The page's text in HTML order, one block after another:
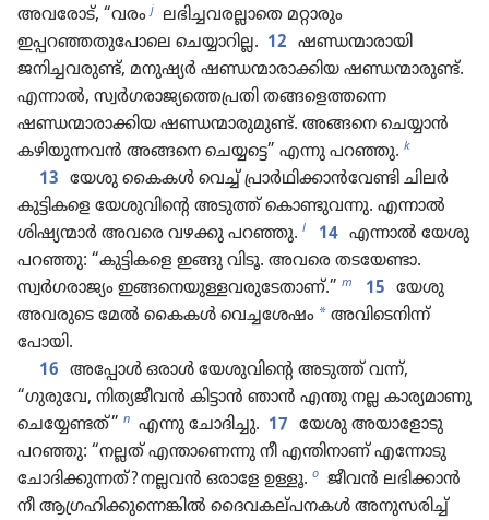
അവരോട്‌, “വരം j
ലഭിച്ചവരല്ലാതെ മറ്റാരും
ഇപ്പറഞ്ഞതുപോലെ ചെയ്യാറില്ല. 12 ഷണ്ഡന്മാരായി
ജനിച്ചവരുണ്ട്‌, മനുഷ്യർ ഷണ്ഡന്മാരാക്കിയ ഷണ്ഡന്മാരുണ്ട്‌.
എന്നാൽ, സ്വർഗരാജ്യത്തെപ്രതി തങ്ങളെത്തന്നെ
ഷണ്ഡന്മാരാക്കിയ ഷണ്ഡന്മാരുമുണ്ട്‌. അങ്ങനെ ചെയ്യാൻ
കഴിയുന്നവൻ അങ്ങനെ ചെയ്യട്ടെ” എന്നു പറഞ്ഞു. k
13 യേശു കൈകൾ വെച്ച്‌ പ്രാർഥിക്കാൻവേണ്ടി ചിലർ
കുട്ടികളെ യേശുവിന്റെ അടുത്ത്‌ കൊണ്ടുവന്നു. എന്നാൽ
ശിഷ്യന്മാർ അവരെ വഴക്കു പറഞ്ഞു. l 14 എന്നാൽ യേശു
പറഞ്ഞു: “കുട്ടികളെ ഇങ്ങു വിടൂ. അവരെ തടയേണ്ടാ.
സ്വർഗരാജ്യം ഇങ്ങനെയുള്ളവരുടേതാണ്‌.” m 15 യേശു
അവരുടെ മേൽ കൈകൾ വെച്ചശേഷം * അവിടെനിന്ന്‌
പോയി.
16 അപ്പോൾ ഒരാൾ യേശുവിന്റെ അടുത്ത്‌ വന്ന്‌,
“ഗുരുവേ, നിത്യജീവൻ കിട്ടാൻ ഞാൻ എന്തു നല്ല കാര്യമാണു
ചെയ്യേണ്ടത്‌ ” n എന്നു ചോദിച്ചു. 17 യേശു അയാളോടു
പറഞ്ഞു: “നല്ലത്‌ എന്താണെന്നു നീ എന്തിനാണ്‌ എന്നോടു
ചോദിക്കുന്നത്‌? നല്ലവൻ ഒരാളേ ഉള്ളൂ. o ജീവൻ ലഭിക്കാൻ
നീ ആഗ്രഹിക്കുന്നെങ്കിൽ ദൈവകല്‌പനകൾ അനുസരിച്ച്‌